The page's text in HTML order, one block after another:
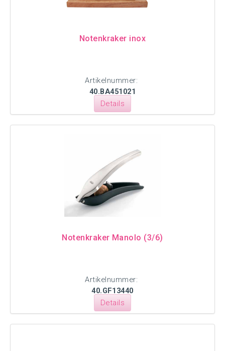
Notenkraker inox
Artikelnummer:
40.BA451021
Details
Notenkraker Manolo (3/6)
Artikelnummer:
40.GF13440
Details